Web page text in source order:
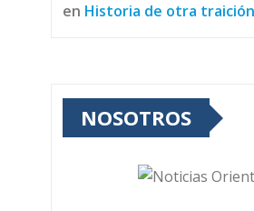
en Historia de otra
NOSOTROS